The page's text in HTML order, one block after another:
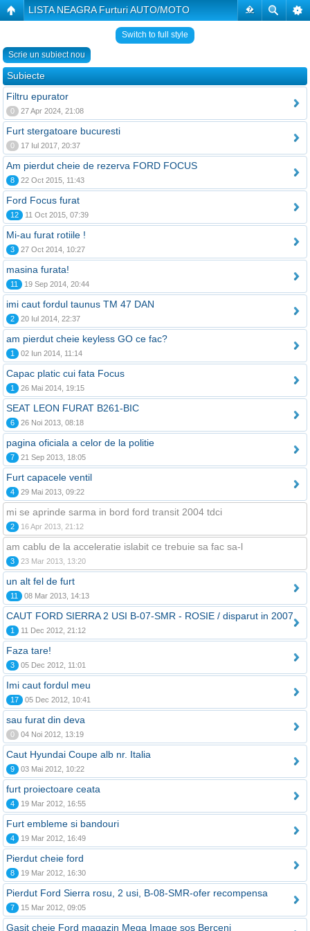
�
LISTA NEAGRA Furturi AUTO/MOTO
Switch to full style
Scrie un subiect nou
Subiecte
Filtru epurator
0 27 Apr 2024, 21:08
Furt stergatoare bucuresti
0 17 Iul 2017, 20:37
Am pierdut cheie de rezerva FORD FOCUS
8 22 Oct 2015, 11:43
Ford Focus furat
12 11 Oct 2015, 07:39
Mi-au furat rotiile !
3 27 Oct 2014, 10:27
masina furata!
11 19 Sep 2014, 20:44
imi caut fordul taunus TM 47 DAN
2 20 Iul 2014, 22:37
am pierdut cheie keyless GO ce fac?
1 02 Iun 2014, 11:14
Capac platic cui fata Focus
1 26 Mai 2014, 19:15
SEAT LEON FURAT B261-BIC
6 26 Noi 2013, 08:18
pagina oficiala a celor de la politie
7 21 Sep 2013, 18:05
Furt capacele ventil
4 29 Mai 2013, 09:22
mi se aprinde sarma in bord ford transit 2004 tdci
2 16 Apr 2013, 21:12
am cablu de la acceleratie islabit ce trebuie sa fac sa-l
3 23 Mar 2013, 13:20
un alt fel de furt
11 08 Mar 2013, 14:13
CAUT FORD SIERRA 2 USI B-07-SMR - ROSIE / disparut in 2007
1 11 Dec 2012, 21:12
Faza tare!
3 05 Dec 2012, 11:01
Imi caut fordul meu
17 05 Dec 2012, 10:41
sau furat din deva
0 04 Noi 2012, 13:19
Caut Hyundai Coupe alb nr. Italia
9 03 Mai 2012, 10:22
furt proiectoare ceata
4 19 Mar 2012, 16:55
Furt embleme si bandouri
4 19 Mar 2012, 16:49
Pierdut cheie ford
8 19 Mar 2012, 16:30
Pierdut Ford Sierra rosu, 2 usi, B-08-SMR-ofer recompensa
7 15 Mar 2012, 09:05
Gasit cheie Ford magazin Mega Image sos Berceni